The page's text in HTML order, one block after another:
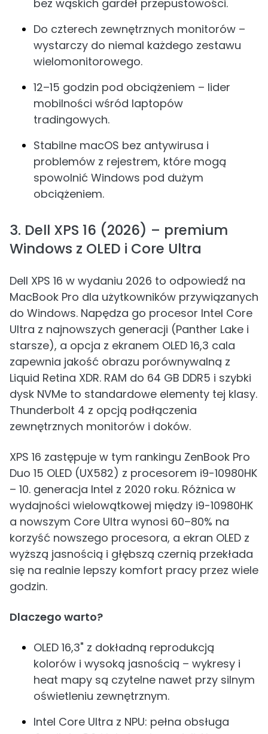
bez wąskich gardeł przepustowości.
Do czterech zewnętrznych monitorów –
wystarczy do niemal każdego zestawu
wielomonitorowego.
12–15 godzin pod obciążeniem – lider
mobilności wśród laptopów
tradingowych.
Stabilne macOS bez antywirusa i
problemów z rejestrem, które mogą
spowolnić Windows pod dużym
obciążeniem.
3. Dell XPS 16 (2026) – premium
Windows z OLED i Core Ultra
Dell XPS 16 w wydaniu 2026 to odpowiedź na
MacBook Pro dla użytkowników przywiązanych
do Windows. Napędza go procesor Intel Core
Ultra z najnowszych generacji (Panther Lake i
starsze), a opcja z ekranem OLED 16,3 cala
zapewnia jakość obrazu porównywalną z
Liquid Retina XDR. RAM do 64 GB DDR5 i szybki
dysk NVMe to standardowe elementy tej klasy.
Thunderbolt 4 z opcją podłączenia
zewnętrznych monitorów i doków.
XPS 16 zastępuje w tym rankingu ZenBook Pro
Duo 15 OLED (UX582) z procesorem i9-10980HK
– 10. generacja Intel z 2020 roku. Różnica w
wydajności wielowątkowej między i9-10980HK
a nowszym Core Ultra wynosi 60–80% na
korzyść nowszego procesora, a ekran OLED z
wyższą jasnością i głębszą czernią przekłada
się na realnie lepszy komfort pracy przez wiele
godzin.
Dlaczego warto?
OLED 16,3" z dokładną reprodukcją
kolorów i wysoką jasnością – wykresy i
heat mapy są czytelne nawet przy silnym
oświetleniu zewnętrznym.
Intel Core Ultra z NPU: pełna obsługa